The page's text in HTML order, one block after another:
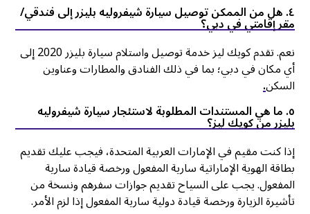
٤. هل من الممكن توصيل سيارة شيفروليه بليزر إلى فندقي/
مقر إقامتي في دبي؟
نعم. تقدم كويك ليز خدمة توصيل واستلام سيارة بليزر 2020 إلى
أي مكان في دبي؛ بما في ذلك الفنادق والمطارات وعناوين
السكن.
٥. ما هي المستندات المطلوبة لاستئجار سيارة شيفروليه
بليزر من كويك ليز؟
إذا كنت مقيم في الإمارات العربية المتحدة، فيجب عليك تقديم
بطاقة الهوية الإماراتية سارية المفعول ورخصة قيادة سارية
المفعول. يجب على السياح تقديم جوازات سفرهم ونسخة من
تأشيرة الزيارة ورخصة قيادة دولية سارية المفعول إذا لزم الأمر.